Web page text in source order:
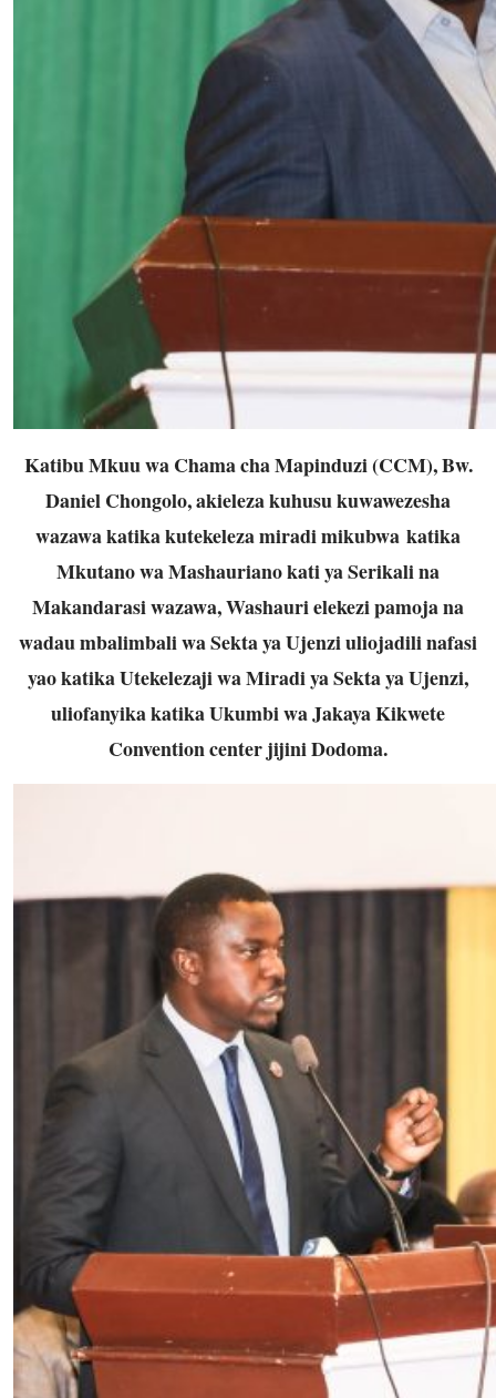
Katibu Mkuu wa Chama cha Mapinduzi (CCM), Bw.
Daniel Chongolo, akieleza kuhusu kuwawezesha
wazawa katika kutekeleza miradi mikubwa katika
Mkutano wa Mashauriano kati ya Serikali na
Makandarasi wazawa, Washauri elekezi pamoja na
wadau mbalimbali wa Sekta ya Ujenzi uliojadili nafasi
yao katika Utekelezaji wa Miradi ya Sekta ya Ujenzi,
uliofanyika katika Ukumbi wa Jakaya Kikwete
Convention center jijini Dodoma.